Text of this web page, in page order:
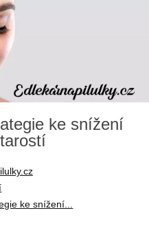
ke snížení
ke snížení...